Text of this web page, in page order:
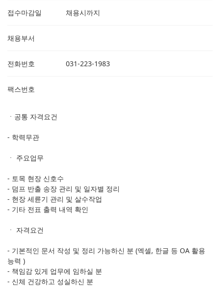
접수마감일 채용시까지
채용부서
전화번호 031-223-1983
팩스번호
ㆍ공통 자격요건
- 학력무관
ㆍ 주요업무
- 토목 현장 신호수
- 덤프 반출 송장 관리 및 일자별 정리
- 현장 세륜기 관리 및 살수작업
- 기타 전표 출력 내역 확인
​ㆍ 자격요건
- 기본적인 문서 작성 및 정리 가능하신 분 (엑셀, 한글 등 OA 활용
능력 )
- 책임감 있게 업무에 임하실 분
- 신체 건강하고 성실하신 분